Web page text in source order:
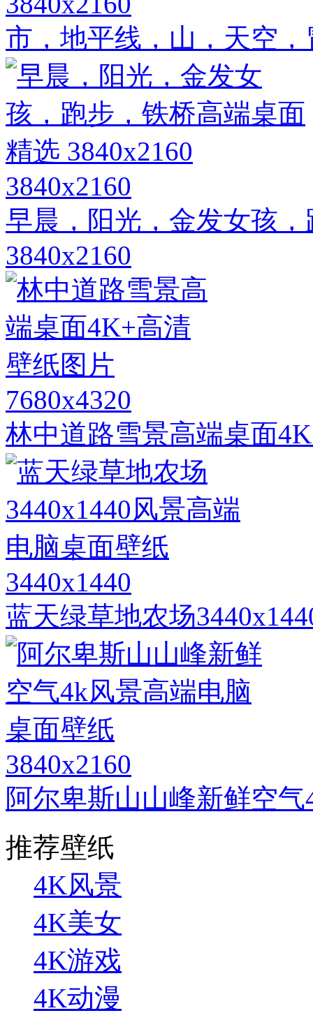
市，地平线，山，天空
3840x2160
早晨，阳光，金发女孩
3840x2160
7680x4320
林中道路雪景高端桌面
3440x1440
蓝天绿草地农场
3840x2160
阿尔卑斯山山峰新鲜空
推荐壁纸
4K风景
4K美女
4K游戏
4K动漫